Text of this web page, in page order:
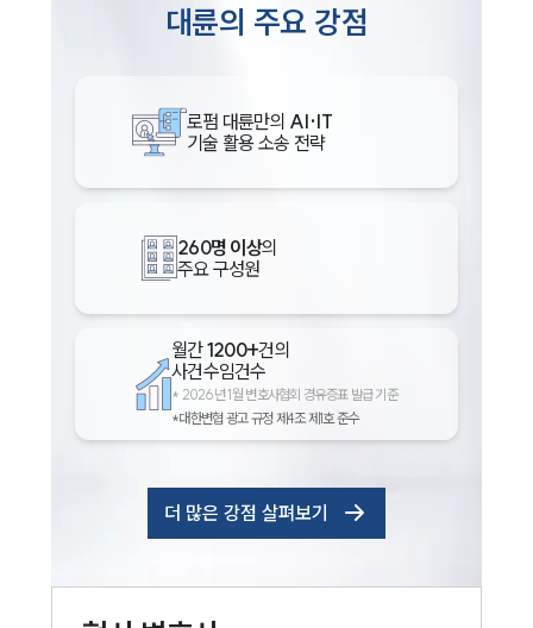
대륜의 주요 강점
로펌 대륜만의 AI·IT
기술 활용 소송 전략
260명 이상의
주요 구성원
월간1200+건의
사건수임건수
* 2026년 1월 변호사협회 경유증표 발급 기준
*대한변협 광고 규정 제4조 제1호 준수
더 많은 강점 살펴보기